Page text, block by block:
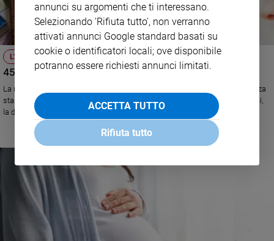
L'ANNIVERSARIO
45 anni di "Sì alla Vta"
La rivista del Movimento per la Vita italiano ha celebrato in una conferenza
stampa a Milano il suo compleanno. Presenti la presidente Marina Casini,
la direttrice Elisabetta Pittino e il giornalista Francesco Ognibene
annunci su argomenti che ti interessano.
Selezionando 'Rifiuta tutto', non verranno
attivati annunci Google standard basati su
cookie o identificatori locali; ove disponibile
potranno essere richiesti annunci limitati.
ACCETTA TUTTO
Rifiuta tutto